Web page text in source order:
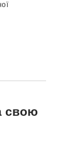
свою